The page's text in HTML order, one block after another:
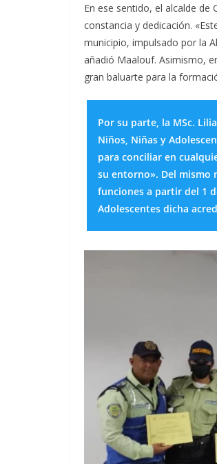
En ese sentido, el alcalde
constancia y dedicación.
municipio, impulsado por la
añadió Maalouf. Asimismo,
gran baluarte para la
Por su parte, la MSc.
Niños, Niñas y
para conciliar en
su entorno». Del mismo
funciones a partir del 1
Adolescentes dicha